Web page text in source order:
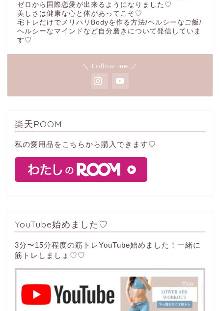
ゼロから国際恋愛が出来るようになりました♡
美しさは健康な心と体があってこそ♡
宅トレだけでメリハリBodyを作る方法/ヘルシーなご飯/
ヘルシーなマインドなど自分磨きについて発信していま
す♡
＼ Follow me ／
楽天ROOM
私の愛用品をこちらから購入できます♡
YouTube始めました♡
3分〜15分程度の筋トレYouTube始めました！一緒に
筋トレしましょ♡♡